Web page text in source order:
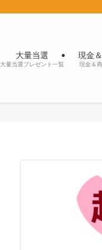
大量当選
大量当選プレゼント一覧
現金
現金＆